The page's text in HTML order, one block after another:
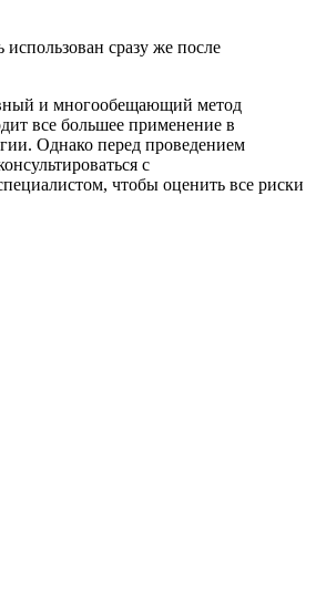
сразу же после
и многообещающий метод
все большее применение в
Однако перед проведением
с
чтобы оценить все риски